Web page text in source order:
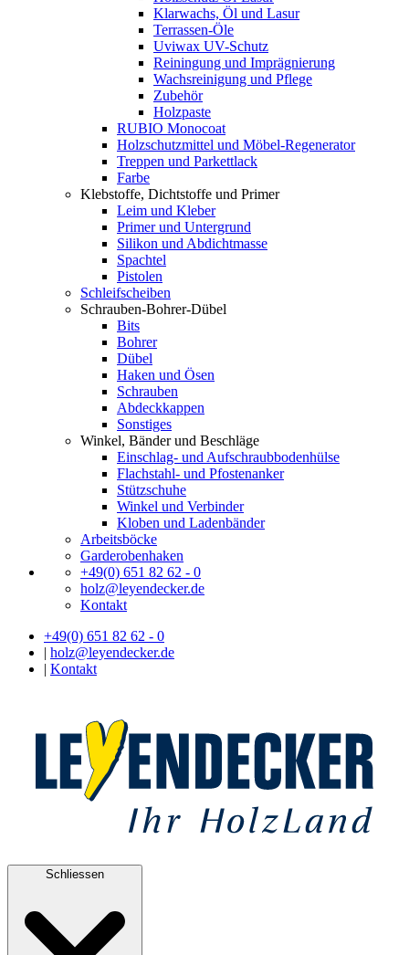
Klarwachs, Öl und Lasur
Terrassen-Öle
Uviwax UV-Schutz
Reiningung und Imprägnierung
Wachsreinigung und Pflege
Zubehör
Holzpaste
RUBIO Monocoat
Holzschutzmittel und Möbel-Regenerator
Treppen und Parkettlack
Farbe
Klebstoffe, Dichtstoffe und Primer
Leim und Kleber
Primer und Untergrund
Silikon und Abdichtmasse
Spachtel
Pistolen
Schleifscheiben
Schrauben-Bohrer-Dübel
Bits
Bohrer
Dübel
Haken und Ösen
Schrauben
Abdeckkappen
Sonstiges
Winkel, Bänder und Beschläge
Einschlag- und Aufschraubbodenhülse
Flachstahl- und Pfostenanker
Stützschuhe
Winkel und Verbinder
Kloben und Ladenbänder
Arbeitsböcke
Garderobenhaken
+49(0) 651 82 62 - 0
holz@leyendecker.de
Kontakt
+49(0) 651 82 62 - 0
| holz@leyendecker.de
| Kontakt
Schliessen